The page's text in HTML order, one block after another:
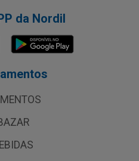
da Nordil